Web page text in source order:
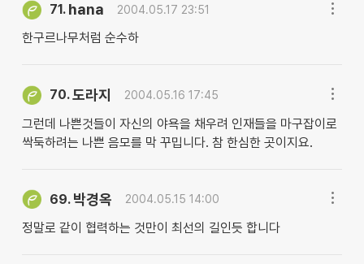
71. hana 2004.05.17 23:51
한구르나무처럼 순수하
70.도라지 2004.05.16 17:45
그런데 나쁜것들이 자신의 야욕을 채우려 인재들을 마구잡이로
싹둑하려는 나쁜 음모를 막 꾸밉니다. 참 한심한 곳이지요.
69. 박경옥 2004.05.15 14:00
정말로 같이 협력하는 것만이 최선의 길인듯 합니다